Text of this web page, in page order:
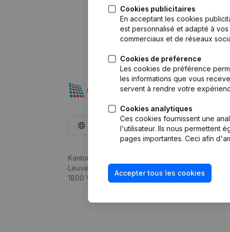
Cookies publicitaires
En acceptant les cookies
est personnalisé et adapté à
commerciaux et de réseaux
Cookies de préférence
Les cookies de préférence
les informations que vous
servent à rendre votre
Cookies analytiques
Ces cookies fournissent une
l'utilisateur. Ils nous permettent
pages importantes. Ceci afin
Accepter tous les cookies
Français
Kantorenpark Everest
Leuvensesteenweg 248D,
1800 Vilvoorde